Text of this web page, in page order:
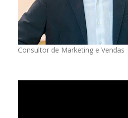
Consultor de Marketing e Vendas